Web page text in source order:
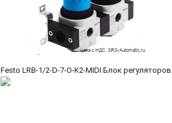
Festo LRB-1/2-D-7-O-K2-MIDI Блок регуляторов